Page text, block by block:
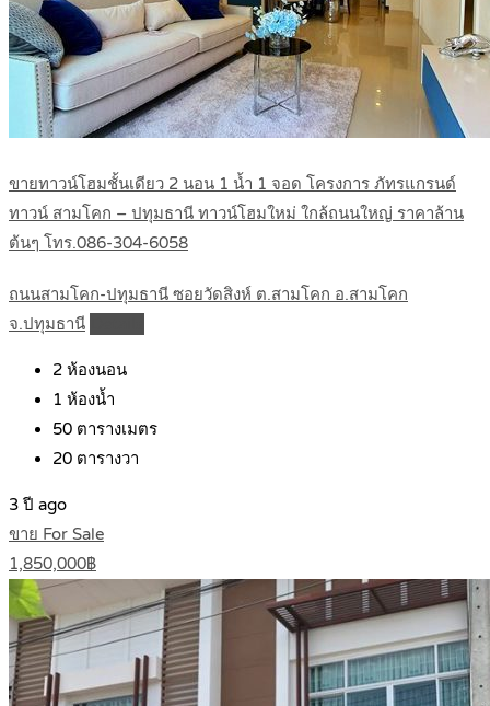
ขายทาวน์โฮมชั้นเดียว 2 นอน 1 น้ำ 1 จอด โครงการ ภัทรแกรนด์
ทาวน์ สามโคก – ปทุมธานี ทาวน์โฮมใหม่ ใกล้ถนนใหญ่ ราคาล้าน
ต้นๆ โทร.086-304-6058
ถนนสามโคก-ปทุมธานี ซอยวัดสิงห์ ต.สามโคก อ.สามโคก
จ.ปทุมธานี
2 ห้องนอน
1 ห้องน้ำ
50 ตารางเมตร
20 ตารางวา
3 ปี ago
ขาย For Sale
1,850,000฿